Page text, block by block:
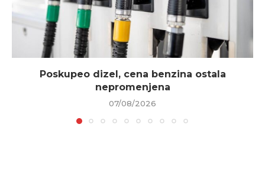
Poskupeo dizel, cena benzina ostala
nepromenjena
07/08/2026